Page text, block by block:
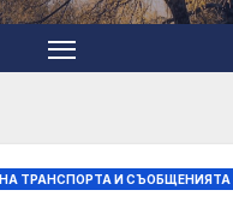
ТРАНСПОРТА И СЪОБЩЕНИЯТА